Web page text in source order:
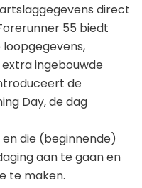
direct
55 biedt
ingebouwde
de
Day, de dag
die (beginnende)
aan te gaan en
te maken.